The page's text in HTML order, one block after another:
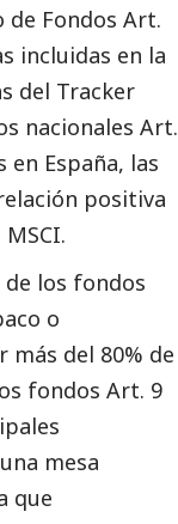
de Fondos Art.
incluidas en la
del Tracker
nacionales Art.
España, las
positiva
de los fondos
o
más del 80% de
fondos Art. 9
mesa
que